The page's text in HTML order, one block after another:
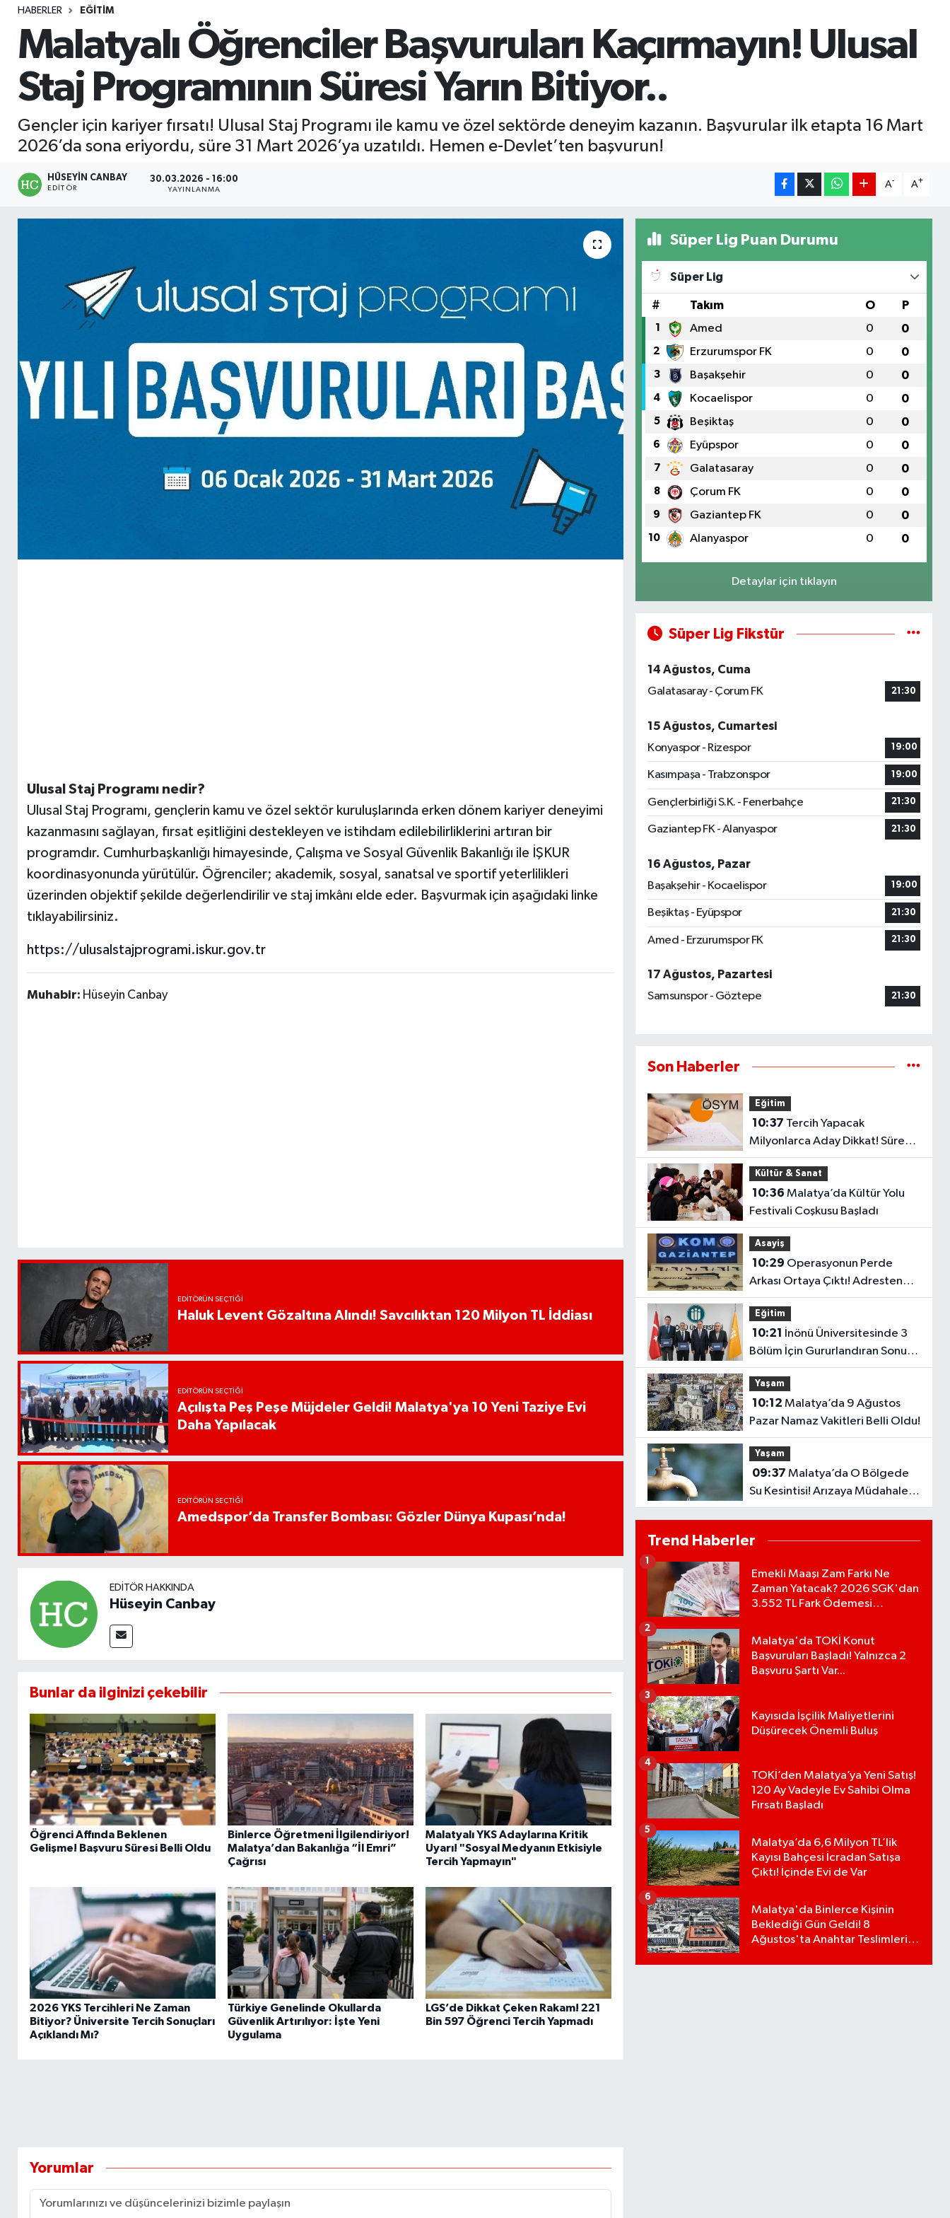
HABERLER EĞITIM
Malatyalı Öğrenciler Başvuruları Kaçırmayın! Ulusal
Staj Programının Süresi Yarın Bitiyor..
Gençler için kariyer fırsatı! Ulusal Staj Programı ile kamu ve özel sektörde deneyim kazanın. Başvurular ilk etapta 16 Mart
2026’da sona eriyordu, süre 31 Mart 2026’ya uzatıldı. Hemen e-Devlet’ten başvurun!
HÜSEYIN CANBAY
EDITÖR
30.03.2026 - 16:00
YAYINLANMA
A- A+
Ulusal Staj Programı nedir?
Ulusal Staj Programı, gençlerin kamu ve özel sektör kuruluşlarında erken dönem kariyer deneyimi
kazanmasını sağlayan, fırsat eşitliğini destekleyen ve istihdam edilebilirliklerini artıran bir
programdır. Cumhurbaşkanlığı himayesinde, Çalışma ve Sosyal Güvenlik Bakanlığı ile İŞKUR
koordinasyonunda yürütülür. Öğrenciler; akademik, sosyal, sanatsal ve sportif yeterlilikleri
üzerinden objektif şekilde değerlendirilir ve staj imkânı elde eder. Başvurmak için aşağıdaki linke
tıklayabilirsiniz.
https://ulusalstajprogrami.iskur.gov.tr
Muhabir: Hüseyin Canbay
EDITÖRÜN SEÇTIĞI
Haluk Levent Gözaltına Alındı! Savcılıktan 120 Milyon TL İddiası
EDITÖRÜN SEÇTIĞI
Açılışta Peş Peşe Müjdeler Geldi! Malatya'ya 10 Yeni Taziye Evi
Daha Yapılacak
EDITÖRÜN SEÇTIĞI
Amedspor’da Transfer Bombası: Gözler Dünya Kupası’nda!
EDITÖR HAKKINDA
Hüseyin Canbay
Bunlar da ilginizi çekebilir
Öğrenci Affında Beklenen
Gelişme! Başvuru Süresi Belli Oldu
Binlerce Öğretmeni İlgilendiriyor!
Malatya’dan Bakanlığa “İl Emri”
Çağrısı
Malatyalı YKS Adaylarına Kritik
Uyarı! "Sosyal Medyanın Etkisiyle
Tercih Yapmayın"
2026 YKS Tercihleri Ne Zaman
Bitiyor? Üniversite Tercih Sonuçları
Açıklandı Mı?
Türkiye Genelinde Okullarda
Güvenlik Artırılıyor: İşte Yeni
Uygulama
LGS’de Dikkat Çeken Rakam! 221
Bin 597 Öğrenci Tercih Yapmadı
Yorumlar
Süper Lig Puan Durumu
Süper Lig
# Takım O P
1 Amed 0 0
2 Erzurumspor FK 0 0
3 Başakşehir 0 0
4 Kocaelispor 0 0
5 Beşiktaş 0 0
6 Eyüpspor 0 0
7 Galatasaray 0 0
8 Çorum FK 0 0
9 Gaziantep FK 0 0
10 Alanyaspor 0 0
Detaylar için tıklayın
Süper Lig Fikstür
14 Ağustos, Cuma
Galatasaray - Çorum FK
21:30
15 Ağustos, Cumartesi
Konyaspor - Rizespor
19:00
Kasımpaşa - Trabzonspor 19:00
Gençlerbirliği S.K. - Fenerbahçe 21:30
Gaziantep FK - Alanyaspor 21:30
16 Ağustos, Pazar
Başakşehir - Kocaelispor
19:00
Beşiktaş - Eyüpspor 21:30
Amed - Erzurumspor FK 21:30
17 Ağustos, Pazartesi
Samsunspor - Göztepe
21:30
Son Haberler
Eğitim
10:37
Milyonlarca Aday Dikkat! Süre
Yarın Gece Sona Eriyor
Kültür & Sanat
10:36
Festivali Coşkusu Başladı
Asayiş
10:29
Arkası Ortaya Çıktı! Adresten
Bakın Neler Çıktı
Eğitim
10:21
Bölüm İçin Gururlandıran Sonuç!
2028’e Kadar Geçerli
Yaşam
10:12
Pazar Namaz Vakitleri Belli Oldu!
Yaşam
09:37
Su Kesintisi! Arızaya Müdahale
Ediliyor
Trend Haberler
Emekli Maaşı Zam Farkı Ne
Zaman Yatacak? 2026 SGK'dan
3.552 TL Fark Ödemesi
1
Malatya'da TOKİ Konut
Başvuruları Başladı! Yalnızca 2
Başvuru Şartı Var...
2
Kayısıda İşçilik Maliyetlerini
Düşürecek Önemli Buluş
3
TOKİ’den Malatya’ya Yeni Satış!
120 Ay Vadeyle Ev Sahibi Olma
Fırsatı Başladı
4
Malatya’da 6,6 Milyon TL’lik
Kayısı Bahçesi İcradan Satışa
Çıktı! İçinde Evi de Var
5
Malatya'da Binlerce Kişinin
Beklediği Gün Geldi! 8
Ağustos'ta Anahtar Teslimleri
6
Seri İlan
Siyaset
Spor
Yaşam